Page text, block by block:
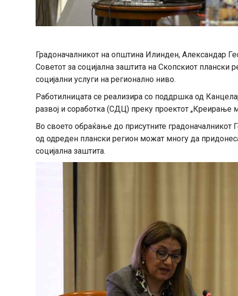
Градоначалникот на општина Илинден, Александар
Советот за социјална заштита на Скопскиот плански
социјални услуги на регионално ниво.
Работилницата се реализира со поддршка од
развој и соработка (СДЦ) преку проектот „Креирање
Во своето обраќање до присутните градоначалникот
од одреден плански регион можат многу да
социјална заштита.